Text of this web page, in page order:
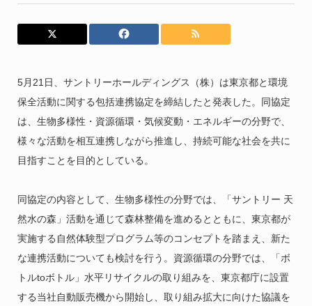
5月21日、サントリーホールディングス（株）は東京都と環境
保全活動に関する包括連携協定を締結したと発表した。同協定
は、生物多様性・資源循環・気候変動・エネルギーの分野で、
様々な活動を相互連携しながら推進し、持続可能な社会を共に
目指すことを目的としている。
同協定の内容として、生物多様性の分野では、「サントリー 天
然水の森」活動を通じて森林整備を進めるとともに、東京都が
実施する自然体験型プログラム等のコンセプトを踏まえ、新た
な連携活動についても検討を行う。資源循環の分野では、「ボ
トルtoボトル」水平リサイクルの取り組みを、東京都庁に設置
する当社自動販売機から開始し、取り組み拡大に向けた協議を